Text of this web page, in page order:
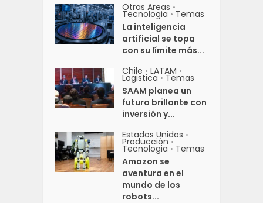
Otras Areas •
Tecnologia • Temas
La inteligencia
artificial se topa
con su límite más...
Chile • LATAM •
Logistica • Temas
SAAM planea un
futuro brillante con
inversión y...
Estados Unidos •
Producción •
Tecnologia • Temas
Amazon se
aventura en el
mundo de los
robots...